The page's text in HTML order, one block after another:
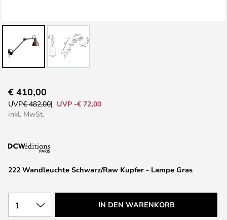
Anfang
der
222 Wandleuchte Schwarz/Raw Kupfer - Lampe Gras
€ 410,00
UVP€ 482,00
UVP -€ 72,00
inkl. MwSt.
1 IN DEN WARENKORB